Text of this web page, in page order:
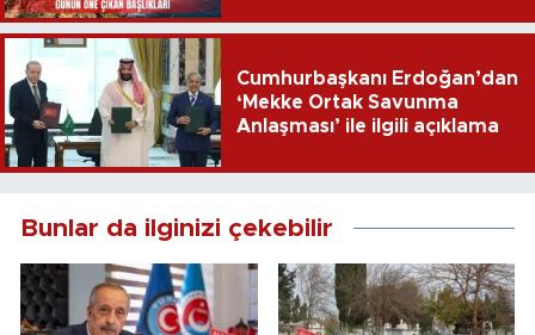
Cumhurbaşkanı Erdoğan’dan
‘Mekke Ortak Savunma
Anlaşması’ ile ilgili açıklama
Bunlar da ilginizi çekebilir